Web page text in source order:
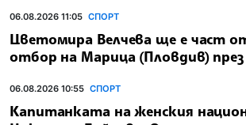
06.08.2026 11:05 СПОРТ
Цветомира Велчева ще е част
отбор на Марица (Пловдив) през
06.08.2026 10:55 СПОРТ
Капитанката на женския